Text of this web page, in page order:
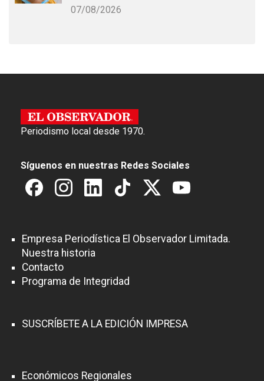
07/08/2026
Periodismo local desde 1970.
Síguenos en nuestras Redes Sociales
Empresa Periodística El Observador Limitada.
Nuestra historia
Contacto
Programa de Integridad
SUSCRÍBETE A LA EDICIÓN IMPRESA
Económicos Regionales